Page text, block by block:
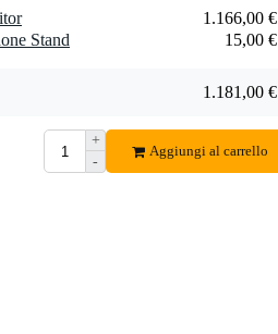
1.166,00 €
Stand
15,00 €
1.181,00 €
+
-
Aggiungi al carrello